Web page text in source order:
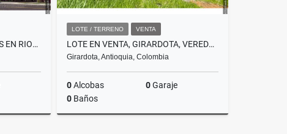
CESIÓN DE DERECHOS LOTES EN RIONEGRO, SECTOR BARRO BLANCO
LOTE / TERRENO VENTA
LOTE EN VENTA, GIRARDOTA, VEREDA EL TOTUMO, DENTRO DE PARCELACION
Girardota, Antioquia, Colombia
0Alcobas 0Garaje
0Baños